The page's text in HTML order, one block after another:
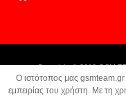
Copyright © 2018 GSM
O ιστότοπος μας gsmteam.gr
εμπειρίας του χρήστη. Με τη